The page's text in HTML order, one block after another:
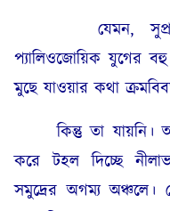
যেমন,
প্যালিওজোয়িক যুগের
মুছে যাওয়ার কথা
কিন্তু তা
করে টহল দিচ্ছে
সমুদ্রের অগম্য